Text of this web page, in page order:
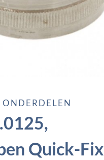
Quick-Fix